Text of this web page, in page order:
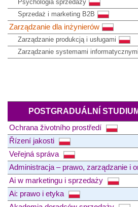
Psychologia sprzedaży
Sprzedaż i marketing B2B
Zarządzanie dla inżynierów
Zarządzanie produkcją i usługami
Zarządzanie systemami informatycznymi
POSTGRADUÁLNÍ
Ochrana životního prostředí
Řízení jakosti
Veřejná správa
Administracja – prawo, zarządzanie i
Ai w marketingu i sprzedaży
Ai: prawo i etyka